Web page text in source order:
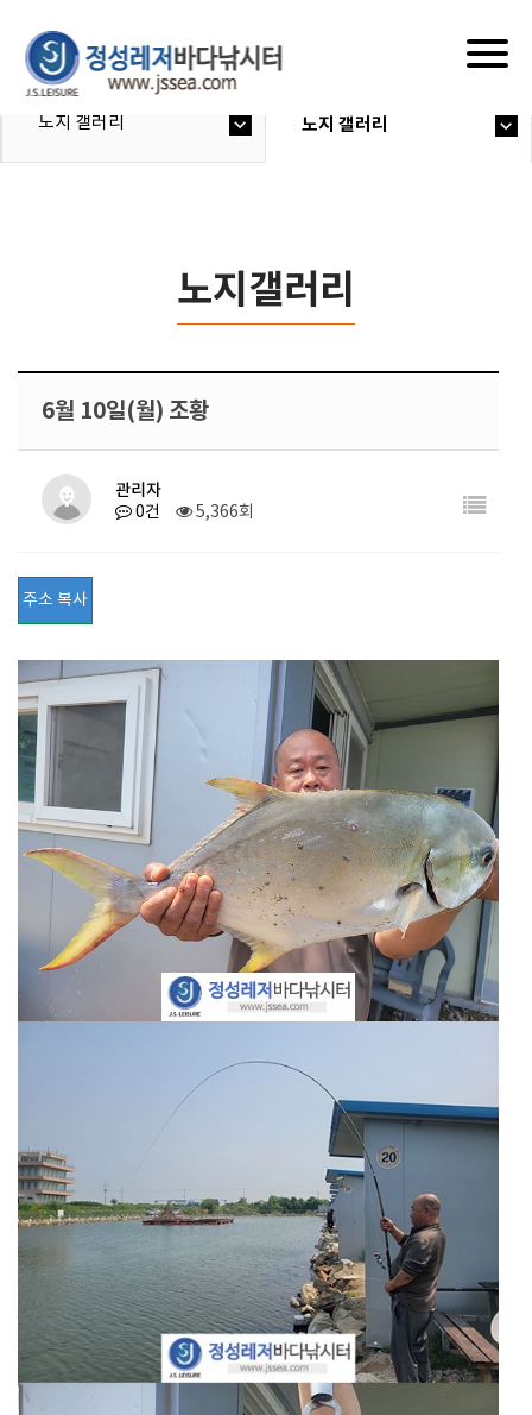
노지 갤러리 노지 갤러리
노지갤러리
6월 10일(월) 조황
관리자
0건 5,366회
주소 복사